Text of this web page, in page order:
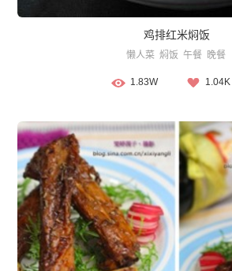
鸡排红米焖饭
懒人菜 焖饭 午餐 晚餐
1.83W 1.04K